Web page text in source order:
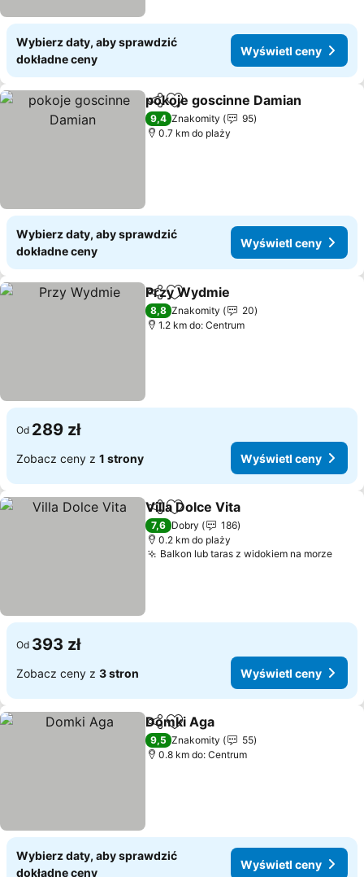
Wybierz daty, aby sprawdzić
dokładne ceny
Wyświetl ceny
Udostępnij
Dodaj do ulubionych
pokoje goscinne Damian
9,4 Znakomity
95
0.7 km do plaży
Wybierz daty, aby sprawdzić
dokładne ceny
Wyświetl ceny
Udostępnij
Dodaj do ulubionych
Przy Wydmie
8,8 Znakomity
20
1.2 km do: Centrum
Od 289 zł
Zobacz ceny z 1 strony Wyświetl ceny
Udostępnij
Dodaj do ulubionych
Villa Dolce Vita
7,6 Dobry
186
0.2 km do plaży
Balkon lub taras z widokiem na morze
Od 393 zł
Zobacz ceny z 3 stron Wyświetl ceny
Udostępnij
Dodaj do ulubionych
Domki Aga
9,5 Znakomity
55
0.8 km do: Centrum
Wybierz daty, aby sprawdzić
dokładne ceny
Wyświetl ceny